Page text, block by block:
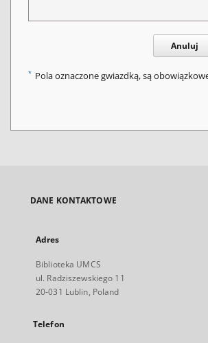
Anuluj
* Pola oznaczone gwiazdką, są
DANE KONTAKTOWE
Adres
Biblioteka UMCS
ul. Radziszewskiego 11
20-031 Lublin, Poland
Telefon